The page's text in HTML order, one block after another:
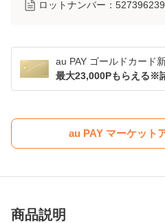
ロットナンバー： 527396239
au PAY ゴールドカード
最大23,000Pもらえる※
au PAY マーケット
商品説明